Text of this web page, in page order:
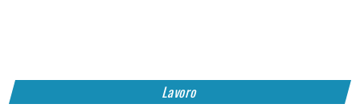
Lavoro